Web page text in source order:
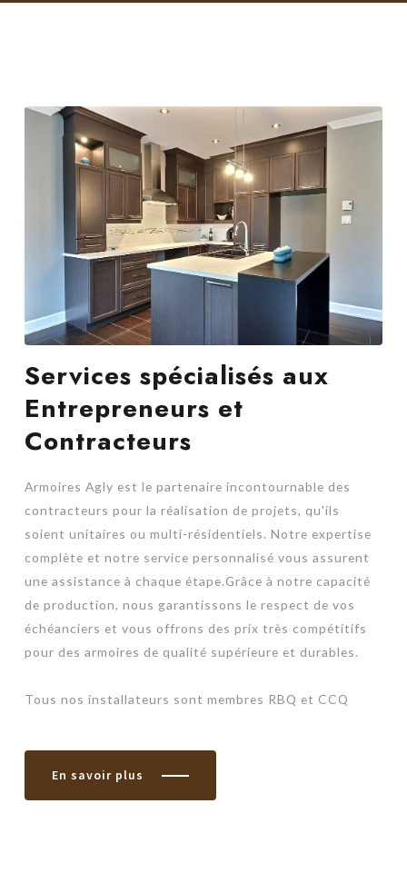
Services spécialisés aux
Entrepreneurs et
Contracteurs
Armoires Agly est le partenaire incontournable des
contracteurs pour la réalisation de projets, qu'ils
soient unitaires ou multi-résidentiels. Notre expertise
complète et notre service personnalisé vous assurent
une assistance à chaque étape.Grâce à notre capacité
de production, nous garantissons le respect de vos
échéanciers et vous offrons des prix très compétitifs
pour des armoires de qualité supérieure et durables.
Tous nos installateurs sont membres RBQ et CCQ
En savoir plus